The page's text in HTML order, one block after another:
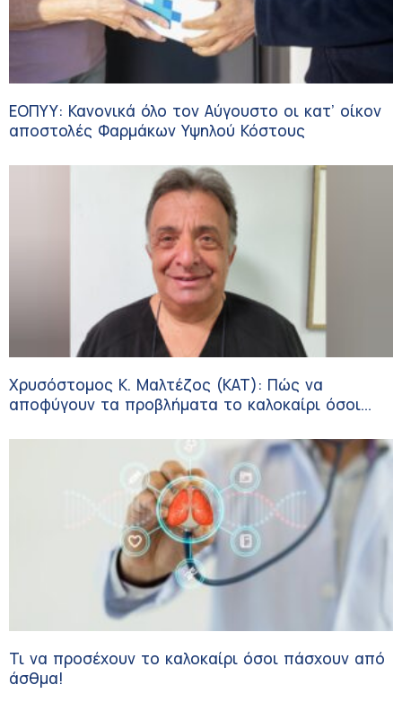
ΕΟΠΥΥ: Κανονικά όλο τον Αύγουστο οι κατ’ οίκον
αποστολές Φαρμάκων Υψηλού Κόστους
Χρυσόστομος Κ. Μαλτέζος (ΚΑΤ): Πώς να
αποφύγουν τα προβλήματα το καλοκαίρι όσοι
Τι να προσέχουν το καλοκαίρι όσοι πάσχουν από
άσθμα!